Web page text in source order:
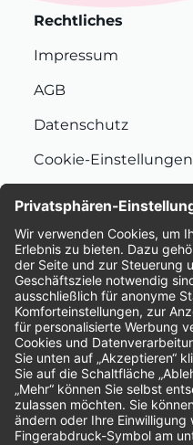
Rechtliches
Impressum
AGB
Datenschutz
Cookie-Einstellungen
Bewertungen